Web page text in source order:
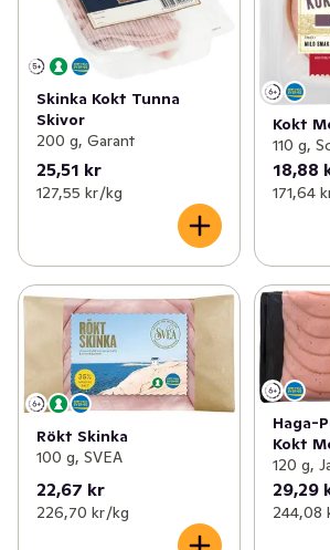
Skinka Kokt Tunna
Skivor
200 g, Garant
25,51 kr
127,55 kr /kg
Kokt
110 g,
18,88
171,64
Rökt Skinka
100 g, SVEA
22,67 kr
226,70 kr /kg
Haga-
Kokt
120 g,
29,29
244,08